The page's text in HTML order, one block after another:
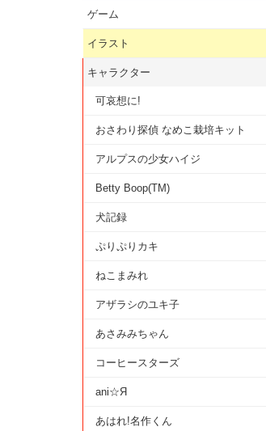
ゲーム
イラスト
キャラクター
可哀想に!
おさわり探偵 なめこ栽培キット
アルプスの少女ハイジ
Betty Boop(TM)
犬記録
ぷりぷりカキ
ねこまみれ
アザラシのユキ子
あさみみちゃん
コーヒースターズ
ani☆Я
あはれ!名作くん